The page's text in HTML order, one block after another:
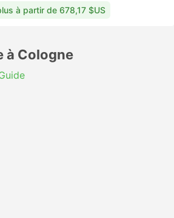
à partir de 678,17 $US
à Cologne